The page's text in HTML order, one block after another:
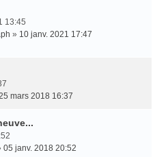
13:45
» 10 janv. 2021 17:47
mars 2018 16:37
05 janv. 2018 20:52